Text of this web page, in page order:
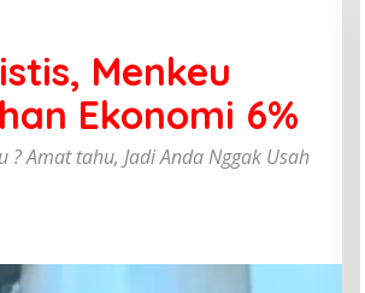
Menkeu
Ekonomi 6%
Amat tahu, Jadi Anda Nggak Usah